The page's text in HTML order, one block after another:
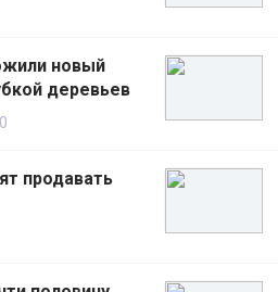
новый
деревьев
продавать